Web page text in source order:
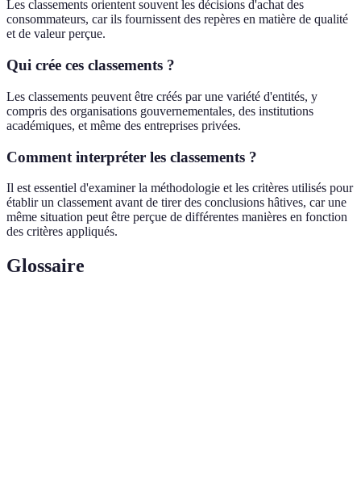
Les classements orientent souvent les décisions d'achat des
consommateurs, car ils fournissent des repères en matière de qualité
et de valeur perçue.
Qui crée ces classements ?
Les classements peuvent être créés par une variété d'entités, y
compris des organisations gouvernementales, des institutions
académiques, et même des entreprises privées.
Comment interpréter les classements ?
Il est essentiel d'examiner la méthodologie et les critères utilisés pour
établir un classement avant de tirer des conclusions hâtives, car une
même situation peut être perçue de différentes manières en fonction
des critères appliqués.
Glossaire